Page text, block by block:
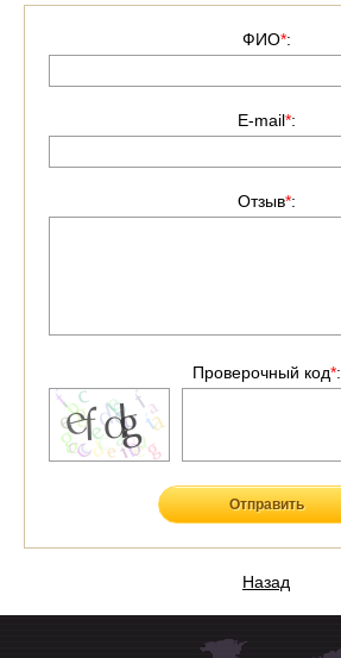
ФИО*:
E-mail*:
Отзыв*:
Проверочный код*:
Отправить
Назад